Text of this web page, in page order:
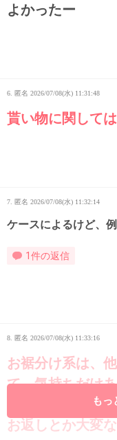
よかったー
6. 匿名 2026/07/08(水) 11:31:48
貰い物に関して
7. 匿名 2026/07/08(水) 11:32:14
ケースによるけど、
1件の返信
8. 匿名 2026/07/08(水) 11:33:16
お裾分け系は、
て、気持ちだけ
と言った事ある
お返しとか大変
も